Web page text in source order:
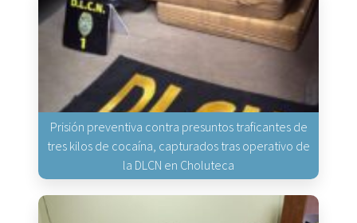
Prisión preventiva contra presuntos traficantes de
tres kilos de cocaína, capturados tras operativo de
la DLCN en Choluteca